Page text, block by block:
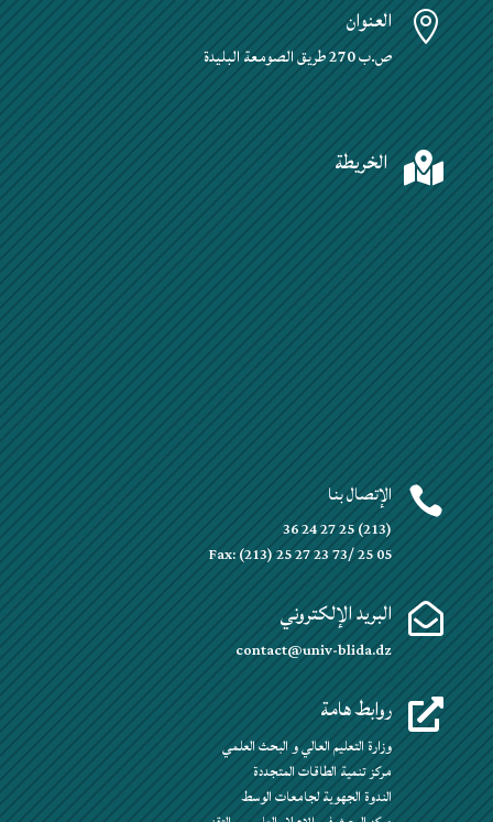
 العنوان
ص.ب 270 طريق الصومعة البليدة
 الخريطة
 الإتصال بنا
(213) 25 27 24 36
Fax: (213) 25 27 23 73/ 25 05
 البريد الإلكتروني
contact@univ-blida.dz
 روابط هامة
وزارة التعليم العالي و البحث العلمي
مركز تنمية الطاقات المتجددة
الندوة الجهوية لجامعات الوسط